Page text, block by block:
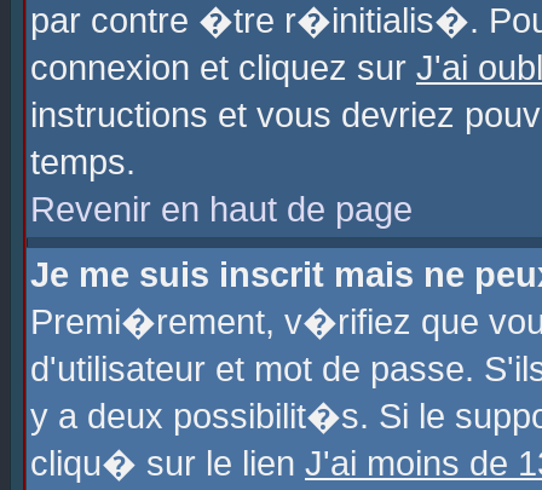
par contre �tre r�initialis�.
connexion et cliquez sur J'ai
instructions et vous devriez
temps.
Revenir en haut de page
Je me suis inscrit mais ne
Premi�rement, v�rifiez que
d'utilisateur et mot de passe.
y a deux possibilit�s. Si le
cliqu� sur le lien J'ai moins de